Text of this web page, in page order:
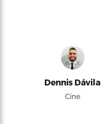
Dennis Dávila
Cine